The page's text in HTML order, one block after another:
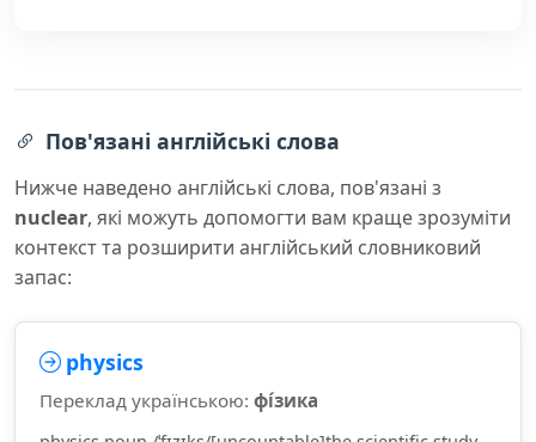
Пов'язані англійські слова
Нижче наведено англійські слова, пов'язані з
nuclear, які можуть допомогти вам краще зрозуміти
контекст та розширити англійський словниковий
запас:
physics
Переклад українською: фі́зика